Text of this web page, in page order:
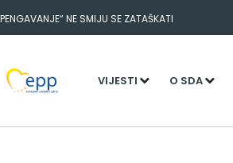
NE SMIJU SE ZATAŠKATI
VIJESTI O SDA